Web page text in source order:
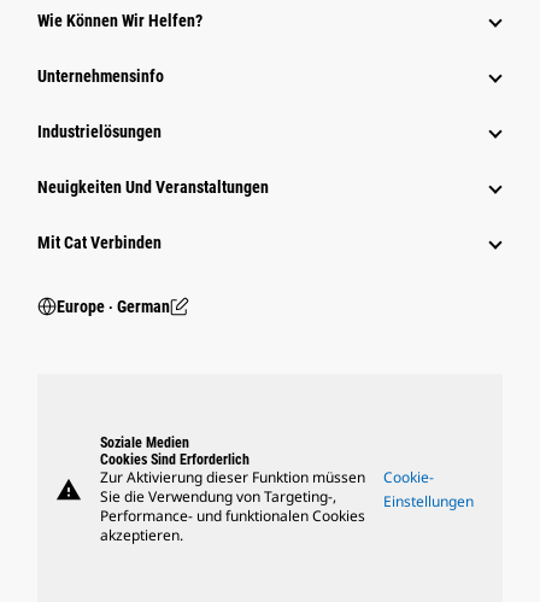
Wie Können Wir Helfen?
Unternehmensinfo
Industrielösungen
Neuigkeiten Und Veranstaltungen
Mit Cat Verbinden
Europe ‧ German
warning
Soziale Medien
Cookies Sind Erforderlich
Zur Aktivierung dieser Funktion müssen
Sie die Verwendung von Targeting-,
Performance- und funktionalen Cookies
akzeptieren.
Cookie-
Einstellungen